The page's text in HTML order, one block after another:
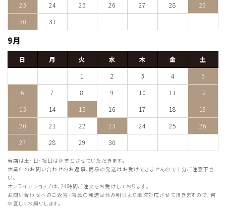
23
24 25 26 27 28
29
30
31
9月
日 月 火 水 木 金
土
1
2 3 4
5
6
7 8 9 10 11
12
13
14 15 16 17 18
19
20
21 22 23 24 25
26
27
28 29 30
当店は土・日・祝日は休業とさせていただきます。
休業中のお問い合わせのお返事、商品の発送はお受けできませんので十分ご注意下さ
い。
オンラインショップは、24時間ご注文をお受けしております。
お問い合わせへのご返答・商品の発送は休み明けより順次対応させて頂きますので、何
卒宜しくお願いします。